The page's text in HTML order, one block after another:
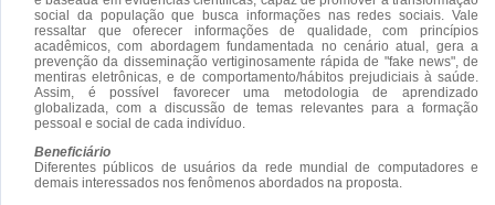
social da população que busca informações nas redes sociais. Vale
ressaltar que oferecer informações de qualidade, com princípios
acadêmicos, com abordagem fundamentada no cenário atual, gera a
prevenção da disseminação vertiginosamente rápida de "fake news", de
mentiras eletrônicas, e de comportamento/hábitos prejudiciais à saúde.
Assim, é possível favorecer uma metodologia de aprendizado
globalizada, com a discussão de temas relevantes para a formação
pessoal e social de cada indivíduo.
Beneficiário
Diferentes públicos de usuários da rede mundial de computadores e
demais interessados nos fenômenos abordados na proposta.